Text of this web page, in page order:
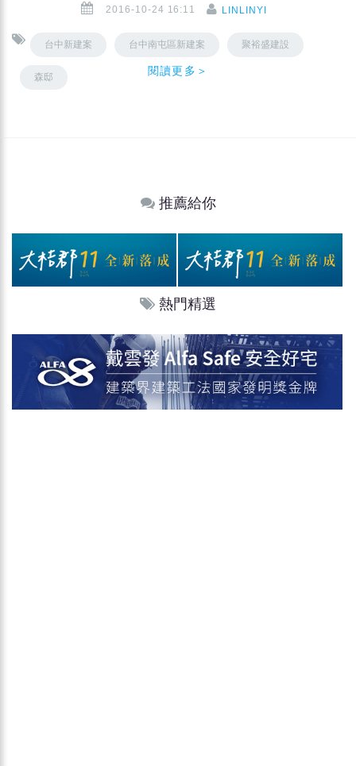
2016-10-24 16:11 LINLINYI
台中新建案 台中南屯區新建案 聚裕盛建設
森邸 閱讀更多＞
推薦給你
熱門精選